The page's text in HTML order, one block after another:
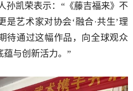
凯荣表示：“《藤吉福来》不
是艺术家对协会‘融合·共生’理
待通过这幅作品，向全球观众
与创新活力。”